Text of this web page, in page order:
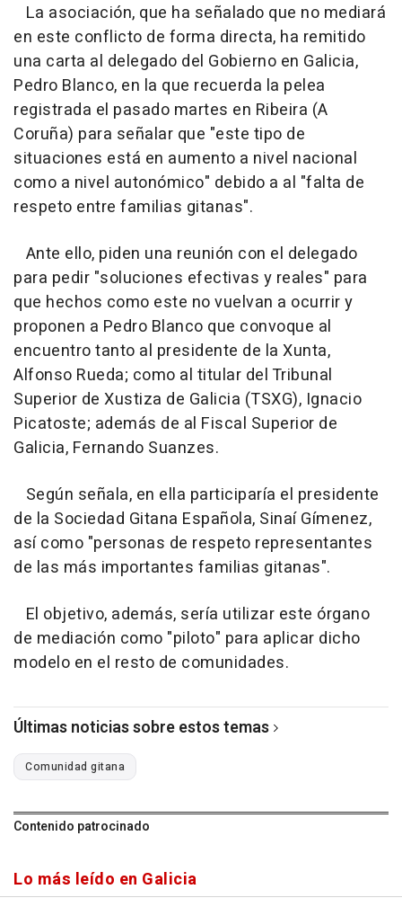
La asociación, que ha señalado que no mediará
en este conflicto de forma directa, ha remitido
una carta al delegado del Gobierno en Galicia,
Pedro Blanco, en la que recuerda la pelea
registrada el pasado martes en Ribeira (A
Coruña) para señalar que "este tipo de
situaciones está en aumento a nivel nacional
como a nivel autonómico" debido a al "falta de
respeto entre familias gitanas".
Ante ello, piden una reunión con el delegado
para pedir "soluciones efectivas y reales" para
que hechos como este no vuelvan a ocurrir y
proponen a Pedro Blanco que convoque al
encuentro tanto al presidente de la Xunta,
Alfonso Rueda; como al titular del Tribunal
Superior de Xustiza de Galicia (TSXG), Ignacio
Picatoste; además de al Fiscal Superior de
Galicia, Fernando Suanzes.
Según señala, en ella participaría el presidente
de la Sociedad Gitana Española, Sinaí Gímenez,
así como "personas de respeto representantes
de las más importantes familias gitanas".
El objetivo, además, sería utilizar este órgano
de mediación como "piloto" para aplicar dicho
modelo en el resto de comunidades.
Últimas noticias sobre estos temas
Comunidad gitana
Contenido patrocinado
Lo más leído en Galicia